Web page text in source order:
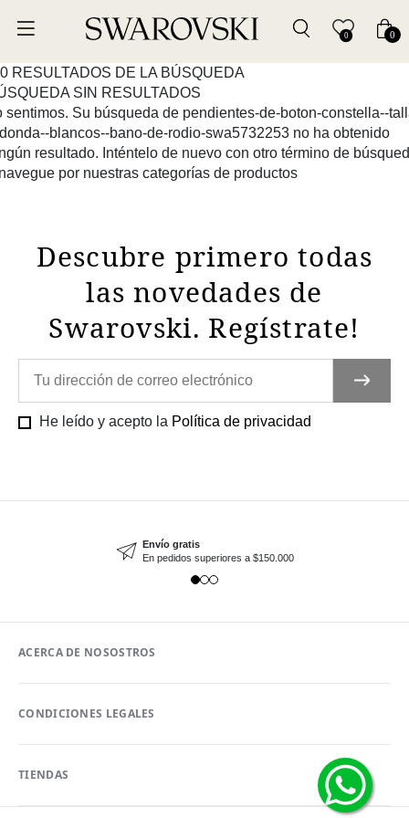
0 0
0 RESULTADOS DE LA BÚSQUEDA
SIN RESULTADOS
sentimos. Su búsqueda de pendientes-de-boton-constella--
blancos--bano-de-rodio-swa5732253 no ha obtenido
resultado. Inténtelo de nuevo con otro término de
por nuestras categorías de productos
Descubre primero todas
las novedades de
Swarovski. Regístrate!
He leído y acepto la Política de privacidad
Envío gratis
En pedidos superiores a $150.000
ACERCA DE NOSOSTROS
CONDICIONES LEGALES
TIENDAS